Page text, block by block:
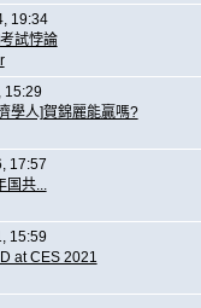
19:34
試悖論
15:29
學人]賀錦麗能贏嗎?
17:57
国共...
15:59
at CES 2021